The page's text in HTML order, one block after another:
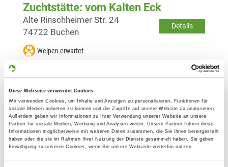
Diese Webseite verwendet Cookies
Wir verwenden Cookies, um Inhalte und Anzeigen zu personalisieren, Funktionen für
soziale Medien anbieten zu können und die Zugriffe auf unsere Website zu analysieren.
Außerdem geben wir Informationen zu Ihrer Verwendung unserer Website an unsere
Partner für soziale Medien, Werbung und Analysen weiter. Unsere Partner führen diese
Informationen möglicherweise mit weiteren Daten zusammen, die Sie ihnen bereitgestellt
haben oder die sie im Rahmen Ihrer Nutzung der Dienste gesammelt haben. Sie geben
Einwilligung zu unseren Cookies, wenn Sie unsere Webseite weiterhin nutzen.
Zuchtstätte: vom Kalten Eck
Details
Alte Rinschheimer Str. 24
74722 Buchen
Welpen erwartet
Details
69437 Neckargerach
Welpen erwartet
Zuchtstätte: vom treuen Kamerad